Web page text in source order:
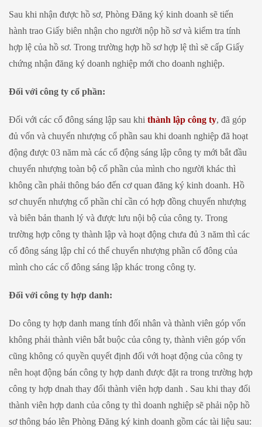
Sau khi nhận được hồ sơ, Phòng Đăng ký kinh doanh sẽ tiến
hành trao Giấy biên nhận cho người nộp hồ sơ và kiểm tra tính
hợp lệ của hồ sơ. Trong trường hợp hồ sơ hợp lệ thì sẽ cấp Giấy
chứng nhận đăng ký doanh nghiệp mới cho doanh nghiệp.
Đối với công ty cổ phần:
Đối với các cổ đông sáng lập sau khi thành lập công ty, đã góp
đủ vốn và chuyển nhượng cổ phần sau khi doanh nghiệp đã hoạt
động được 03 năm mà các cổ động sáng lập công ty mới bắt đầu
chuyển nhượng toàn bộ cổ phần của mình cho người khác thì
không cần phải thông báo đến cơ quan đăng ký kinh doanh. Hồ
sơ chuyển nhượng cổ phần chỉ cần có hợp đồng chuyển nhượng
và biên bản thanh lý và được lưu nội bộ của công ty. Trong
trường hợp công ty thành lập và hoạt động chưa đủ 3 năm thì các
cổ đông sáng lập chỉ có thể chuyển nhượng phần cổ đông của
mình cho các cổ đông sáng lập khác trong công ty.
Đối với công ty hợp danh:
Do công ty hợp danh mang tính đối nhân và thành viên góp vốn
không phải thành viên bắt buộc của công ty, thành viên góp vốn
cũng không có quyền quyết định đối với hoạt động của công ty
nên hoạt động bán công ty hợp danh được đặt ra trong trường hợp
công ty hợp dnah thay đổi thành viên hợp danh . Sau khi thay đổi
thành viên hợp danh của công ty thì doanh nghiệp sẽ phải nộp hồ
sơ thông báo lên Phòng Đăng ký kinh doanh gồm các tài liệu sau: